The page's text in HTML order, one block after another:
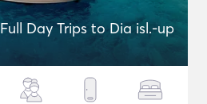
Day Trips to Dia isl.-up